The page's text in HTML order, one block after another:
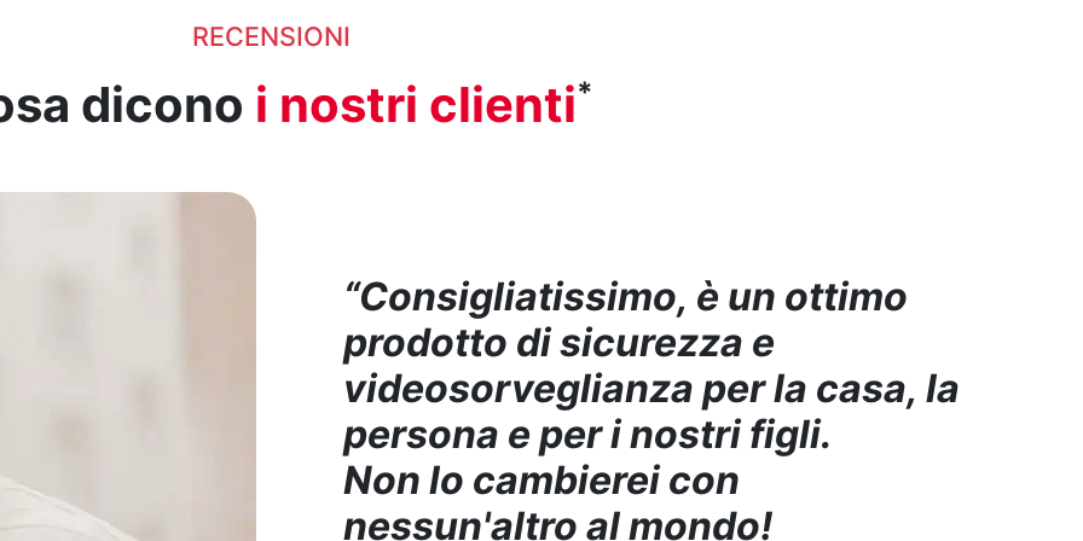
RECENSIONI
dicono i nostri clienti*
“Consigliatissimo, è un ottimo
prodotto di sicurezza e
videosorveglianza per la casa, la
persona e per i nostri figli.
Non lo cambierei con
nessun'altro al mondo!